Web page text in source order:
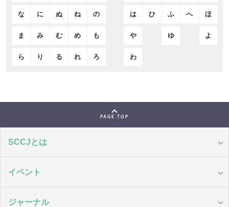
な に ぬ ね の は ひ ふ へ ほ
ま み む め も や ゆ よ
ら り る れ ろ わ
PAGE TOP
SCCJとは
イベント
ジャーナル